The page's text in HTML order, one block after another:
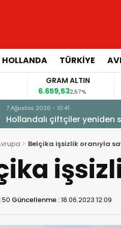
HOLLANDA TÜRKIYE
GRAM ALTIN
6.659,53
2,57% -0,87%
- 10:41
çiftçiler yeniden sokakta
Belçika işsizlik oranıyla
Güncellenme :18.06.2023 12:09